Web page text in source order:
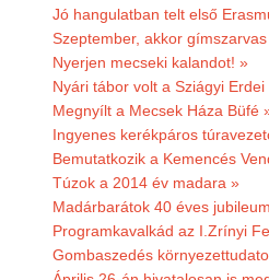
Jó hangulatban telt első
Szeptember, akkor
Nyerjen mecseki kalandot! »
Nyári tábor volt a Sziágyi
Megnyílt a Mecsek Háza Büfé
Ingyenes kerékpáros
Bemutatkozik a Kemencés
Túzok a 2014 év madara »
Madárbarátok 40 éves
Programkavalkád az I.Zrínyi
Gombaszedés